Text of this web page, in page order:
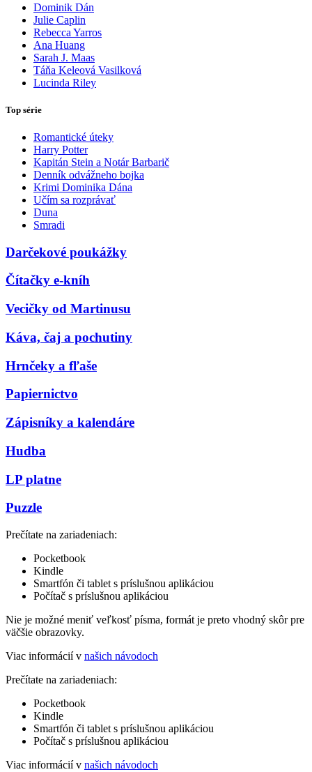
Dominik Dán
Julie Caplin
Rebecca Yarros
Ana Huang
Sarah J. Maas
Táňa Keleová Vasilková
Lucinda Riley
Top série
Romantické úteky
Harry Potter
Kapitán Stein a Notár Barbarič
Denník odvážneho bojka
Krimi Dominika Dána
Učím sa rozprávať
Duna
Smradi
Darčekové poukážky
Čítačky e-kníh
Vecičky od Martinusu
Káva, čaj a pochutiny
Hrnčeky a fľaše
Papiernictvo
Zápisníky a kalendáre
Hudba
LP platne
Puzzle
Prečítate na zariadeniach:
Pocketbook
Kindle
Smartfón či tablet s príslušnou aplikáciou
Počítač s príslušnou aplikáciou
Nie je možné meniť veľkosť písma, formát je preto vhodný skôr pre
väčšie obrazovky.
Viac informácií v našich návodoch
Prečítate na zariadeniach:
Pocketbook
Kindle
Smartfón či tablet s príslušnou aplikáciou
Počítač s príslušnou aplikáciou
Viac informácií v našich návodoch